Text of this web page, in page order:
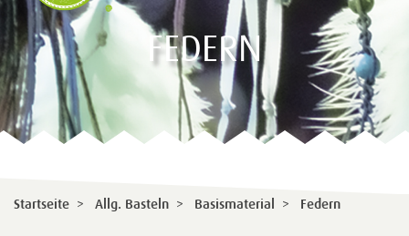
FEDERN
Startseite > Allg. Basteln > Basismaterial > Federn